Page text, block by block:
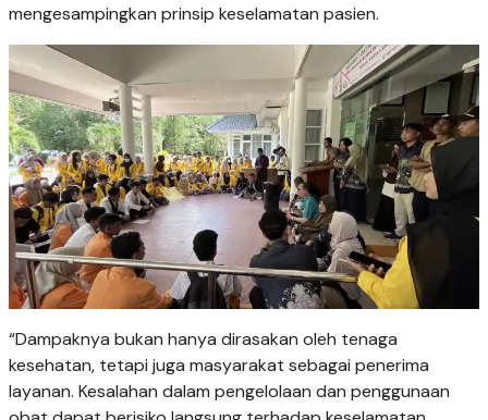
mengesampingkan prinsip keselamatan pasien.
“Dampaknya bukan hanya dirasakan oleh tenaga
kesehatan, tetapi juga masyarakat sebagai penerima
layanan. Kesalahan dalam pengelolaan dan penggunaan